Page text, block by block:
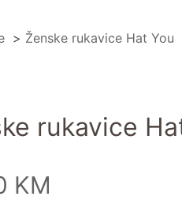
> Ženske rukavice Hat You
rukavice
KM